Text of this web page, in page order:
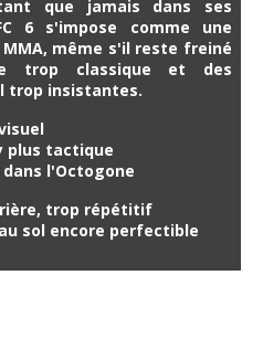
que jamais dans ses
6 s'impose comme une
même s'il reste freiné
trop classique et des
trop insistantes.
plus tactique
l'Octogone
trop répétitif
sol encore perfectible